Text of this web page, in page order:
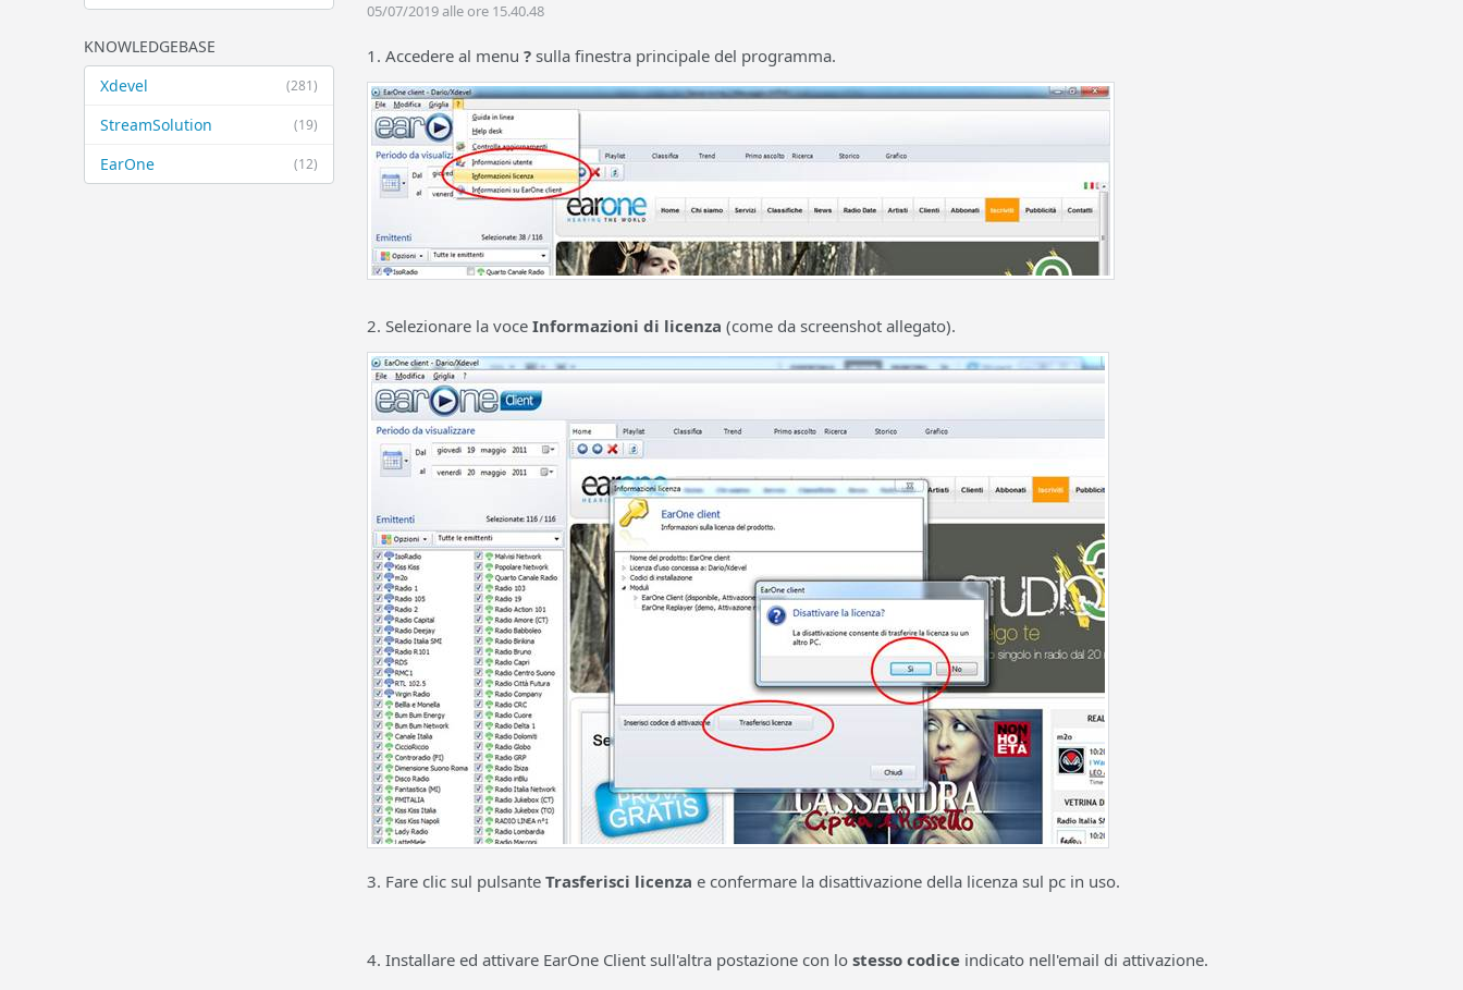
KNOWLEDGEBASE
(281)
Xdevel
(19)
StreamSolution
(12)
EarOne
05/07/2019 alle ore 15.40.48
1. Accedere al menu ? sulla finestra principale del programma.
2. Selezionare la voce Informazioni di licenza (come da screenshot allegato).
3. Fare clic sul pulsante Trasferisci licenza e confermare la disattivazione della licenza sul pc in uso.
4. Installare ed attivare EarOne Client sull'altra postazione con lo stesso codice indicato nell'email di attivazione.